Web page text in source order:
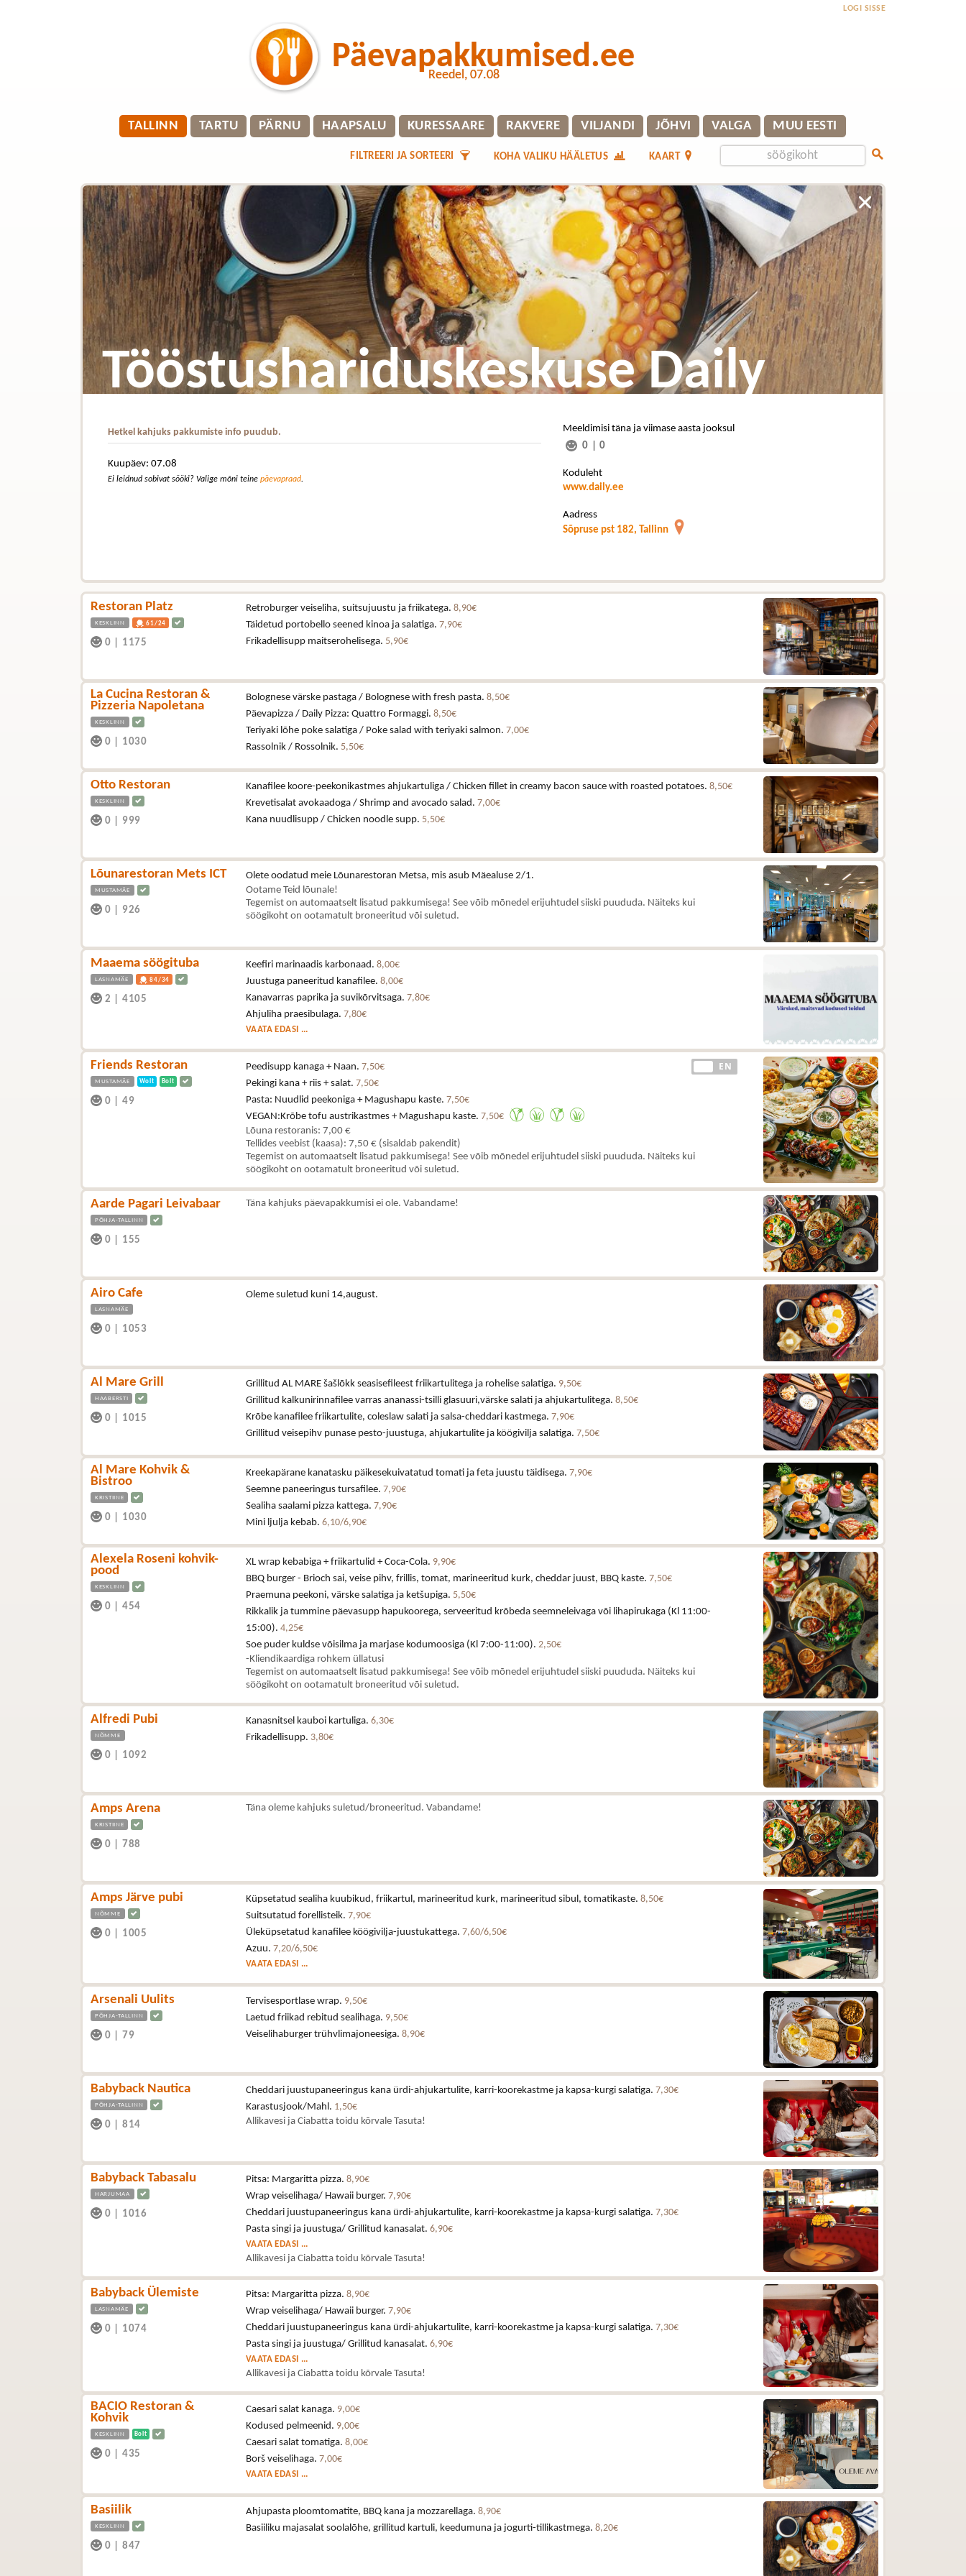
LOGI SISSE
Päevapakkumised.ee
Reedel, 07.08
TALLINN TARTU PÄRNU HAAPSALU KURESSAARE RAKVERE VILJANDI JÕHVI VALGA MUU EESTI
KAART
KOHA VALIKU HÄÄLETUS
FILTREERI JA SORTEERI
Tööstushariduskeskuse Daily
Hetkel kahjuks pakkumiste info puudub.
Kuupäev: 07.08
Ei leidnud sobivat sööki? Valige mõni teine päevapraad.
Meeldimisi täna ja viimase aasta jooksul
0 |0
Koduleht
www.daily.ee
Aadress
Sõpruse pst 182, Tallinn
Restoran Platz
KESKLINN 61/24
0 1175
Retroburger veiseliha, suitsujuustu ja friikatega. 8,90€
Täidetud portobello seened kinoa ja salatiga. 7,90€
Frikadellisupp maitserohelisega. 5,90€
La Cucina Restoran &
Pizzeria Napoletana
KESKLINN
0 1030
Bolognese värske pastaga / Bolognese with fresh pasta. 8,50€
Päevapizza / Daily Pizza: Quattro Formaggi. 8,50€
Teriyaki lõhe poke salatiga / Poke salad with teriyaki salmon. 7,00€
Rassolnik / Rossolnik. 5,50€
Otto Restoran
KESKLINN
0 999
Kanafilee koore-peekonikastmes ahjukartuliga / Chicken fillet in creamy bacon sauce with roasted potatoes. 8,50€
Krevetisalat avokaadoga / Shrimp and avocado salad. 7,00€
Kana nuudlisupp / Chicken noodle supp. 5,50€
Lõunarestoran Mets ICT
MUSTAMÄE
0 926
Olete oodatud meie Lõunarestoran Metsa, mis asub Mäealuse 2/1.
Ootame Teid lõunale!
Tegemist on automaatselt lisatud pakkumisega! See võib mõnedel erijuhtudel siiski puududa. Näiteks kui
söögikoht on ootamatult broneeritud või suletud.
Maaema söögituba
LASNAMÄE 84/34
2 4105
Keefiri marinaadis karbonaad. 8,00€
Juustuga paneeritud kanafilee. 8,00€
Kanavarras paprika ja suvikõrvitsaga. 7,80€
Ahjuliha praesibulaga. 7,80€
VAATA EDASI ...
Friends Restoran
MUSTAMÄE Wolt Bolt
0 49
EN
Peedisupp kanaga + Naan. 7,50€
Pekingi kana + riis + salat. 7,50€
Pasta: Nuudlid peekoniga + Magushapu kaste. 7,50€
VEGAN:Krõbe tofu austrikastmes + Magushapu kaste. 7,50€
Lõuna restoranis: 7,00 €
Tellides veebist (kaasa): 7,50 € (sisaldab pakendit)
Tegemist on automaatselt lisatud pakkumisega! See võib mõnedel erijuhtudel siiski puududa. Näiteks kui
söögikoht on ootamatult broneeritud või suletud.
Aarde Pagari Leivabaar
PÕHJA-TALLINN
0 155
Täna kahjuks päevapakkumisi ei ole. Vabandame!
Airo Cafe
LASNAMÄE
0 1053
Oleme suletud kuni 14,august.
Al Mare Grill
HAABERSTI
0 1015
Grillitud AL MARE šašlõkk seasisefileest friikartulitega ja rohelise salatiga. 9,50€
Grillitud kalkunirinnafilee varras ananassi-tsilli glasuuri,värske salati ja ahjukartulitega. 8,50€
Krõbe kanafilee friikartulite, coleslaw salati ja salsa-cheddari kastmega. 7,90€
Grillitud veisepihv punase pesto-juustuga, ahjukartulite ja köögivilja salatiga. 7,50€
Al Mare Kohvik &
Bistroo
KRISTIINE
0 1030
Kreekapärane kanatasku päikesekuivatatud tomati ja feta juustu täidisega. 7,90€
Seemne paneeringus tursafilee. 7,90€
Sealiha saalami pizza kattega. 7,90€
Mini ljulja kebab. 6,10/6,90€
Alexela Roseni kohvik-
pood
KESKLINN
0 454
XL wrap kebabiga + friikartulid + Coca-Cola. 9,90€
BBQ burger - Brioch sai, veise pihv, frillis, tomat, marineeritud kurk, cheddar juust, BBQ kaste. 7,50€
Praemuna peekoni, värske salatiga ja ketšupiga. 5,50€
Rikkalik ja tummine päevasupp hapukoorega, serveeritud krõbeda seemneleivaga või lihapirukaga (Kl 11:00-
15:00). 4,25€
Soe puder kuldse võisilma ja marjase kodumoosiga (Kl 7:00-11:00). 2,50€
-Kliendikaardiga rohkem üllatusi
Tegemist on automaatselt lisatud pakkumisega! See võib mõnedel erijuhtudel siiski puududa. Näiteks kui
söögikoht on ootamatult broneeritud või suletud.
Alfredi Pubi
NÕMME
0 1092
Kanasnitsel kauboi kartuliga. 6,30€
Frikadellisupp. 3,80€
Amps Arena
KRISTIINE
0 788
Täna oleme kahjuks suletud/broneeritud. Vabandame!
Amps Järve pubi
NÕMME
0 1005
Küpsetatud sealiha kuubikud, friikartul, marineeritud kurk, marineeritud sibul, tomatikaste. 8,50€
Suitsutatud forellisteik. 7,90€
Üleküpsetatud kanafilee köögivilja-juustukattega. 7,60/6,50€
Azuu. 7,20/6,50€
VAATA EDASI ...
Arsenali Uulits
PÕHJA-TALLINN
0 79
Tervisesportlase wrap. 9,50€
Laetud friikad rebitud sealihaga. 9,50€
Veiselihaburger trühvlimajoneesiga. 8,90€
Babyback Nautica
PÕHJA-TALLINN
0 814
Cheddari juustupaneeringus kana ürdi-ahjukartulite, karri-koorekastme ja kapsa-kurgi salatiga. 7,30€
Karastusjook/Mahl. 1,50€
Allikavesi ja Ciabatta toidu kõrvale Tasuta!
Babyback Tabasalu
HARJUMAA
0 1016
Pitsa: Margaritta pizza. 8,90€
Wrap veiselihaga/ Hawaii burger. 7,90€
Cheddari juustupaneeringus kana ürdi-ahjukartulite, karri-koorekastme ja kapsa-kurgi salatiga. 7,30€
Pasta singi ja juustuga/ Grillitud kanasalat. 6,90€
VAATA EDASI ...
Allikavesi ja Ciabatta toidu kõrvale Tasuta!
Babyback Ülemiste
LASNAMÄE
0 1074
Pitsa: Margaritta pizza. 8,90€
Wrap veiselihaga/ Hawaii burger. 7,90€
Cheddari juustupaneeringus kana ürdi-ahjukartulite, karri-koorekastme ja kapsa-kurgi salatiga. 7,30€
Pasta singi ja juustuga/ Grillitud kanasalat. 6,90€
VAATA EDASI ...
Allikavesi ja Ciabatta toidu kõrvale Tasuta!
BACIO Restoran &
Kohvik
KESKLINN Bolt
0 435
Caesari salat kanaga. 9,00€
Kodused pelmeenid. 9,00€
Caesari salat tomatiga. 8,00€
Borš veiselihaga. 7,00€
VAATA EDASI ...
Basiilik
KESKLINN
0 847
Ahjupasta ploomtomatite, BBQ kana ja mozzarellaga. 8,90€
Basiiliku majasalat soolalõhe, grillitud kartuli, keedumuna ja jogurti-tillikastmega. 8,20€